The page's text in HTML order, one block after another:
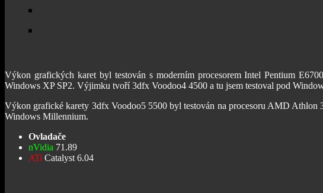
Výkon grafických karet byl testován s moderním procesorem Intel Pentium
Windows XP SP2. Výjimku tvoří 3dfx Voodoo4 4500 a tu jsem testoval pod
Výkon grafické karety 3dfx Voodoo5 5500 byl testován na procesoru AMD
Windows Millennium.
Ovladače
nVidia 71.89
ATi Catalyst 6.04